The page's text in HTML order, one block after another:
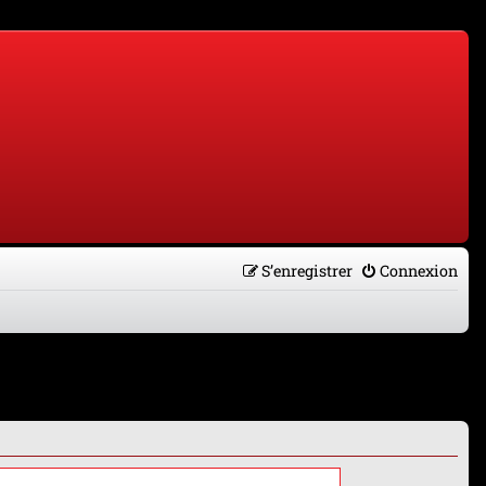
Connexion
S’enregistrer